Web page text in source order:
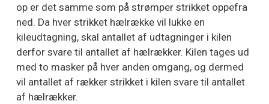
op er det samme som på strømper strikket oppefra
ned. Da hver strikket hælrække vil lukke en
kileudtagning, skal antallet af udtagninger i kilen
derfor svare til antallet af hælrækker. Kilen tages ud
med to masker på hver anden omgang, og dermed
vil antallet af rækker strikket i kilen svare til antallet
af hælrækker.